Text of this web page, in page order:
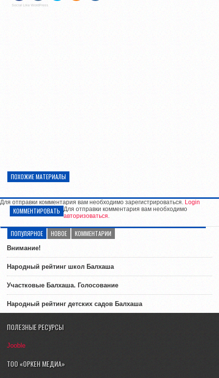
Social Like WordPress
ПОХОЖИЕ МАТЕРИАЛЫ
Для отправки комментария вам необходимо зарегистрироваться. Login
КОММЕНТИРОВАТЬ Для отправки комментария вам необходимо
авторизоваться.
ПОПУЛЯРНОЕ НОВОЕ КОММЕНТАРИИ
Внимание!
Народный рейтинг школ Балхаша
Участковые Балхаша. Голосование
Народный рейтинг детских садов Балхаша
ПОЛЕЗНЫЕ РЕСУРСЫ
Jooble
ТОО «ОРКЕН МЕДИА»